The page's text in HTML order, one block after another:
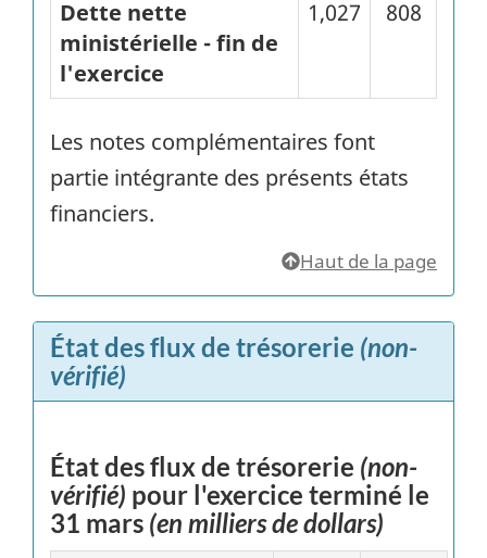
Dette nette
ministérielle - fin de
l'exercice
1,027 808
Les notes complémentaires font
partie intégrante des présents états
financiers.
Haut de la page
État des flux de trésorerie (non-
vérifié)
État des flux de trésorerie (non-
vérifié) pour l'exercice terminé le
31 mars (en milliers de dollars)